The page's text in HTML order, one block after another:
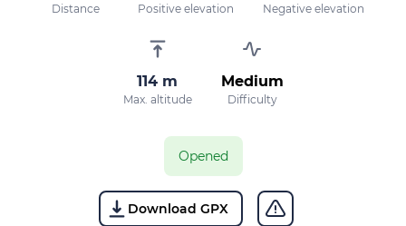
Distance Positive elevation Negative elevation
114 m
Max. altitude
Medium
Difficulty
Opened
Download GPX